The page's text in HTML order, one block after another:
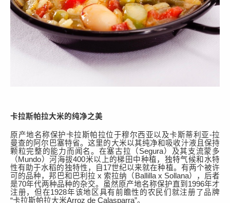
卡拉斯帕拉大米的纯净之美
原产地名称保护卡拉斯帕拉位于穆尔西亚以及卡斯蒂利亚-拉
曼查的阿尔巴塞特省。这里的大米以其纯净和吸收汁液且保持
颗粒完整的能力而闻名。在塞古拉 （ Segura）及其支流蒙多
（ Mundo）河海拔400米以上的梯田中种植，独特气候和水特
性有助于水稻的独特性，自 17世纪以来就在种植。 有两个被许
可的品种，邦巴和 巴利拉 x 索拉纳 （ Ballilla x Sollana），后者
是70年代两种品种的杂交。 虽然原产地名称保护直到 1996年才
注册，但在1928年该地区具有前瞻性的农民们 就注册了品牌
“卡拉斯帕拉大米Arroz de Calasparra”。